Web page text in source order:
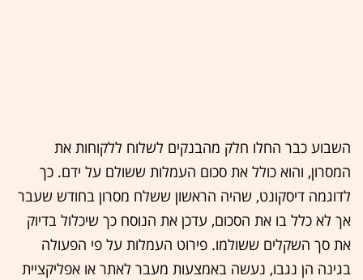
השבוע כבר החלו חלק מהבנקים לשלוח ללקוחות את
המסרון, והוא כולל את סכום העמלות ששולם על ידם. כך
לדוגמה דיסקונט, שהיה הראשון ששלח מסרון בחודש שעבר
אך לא כלל בו את הסכום, עדכן את הנוסח כך שיכלול בדיוק
את סך השקלים ששולמו. פירוט העמלות על פי הפעולה
בגינה הן נגבו, נעשה באמצעות מעבר לאתר או אפליקציית